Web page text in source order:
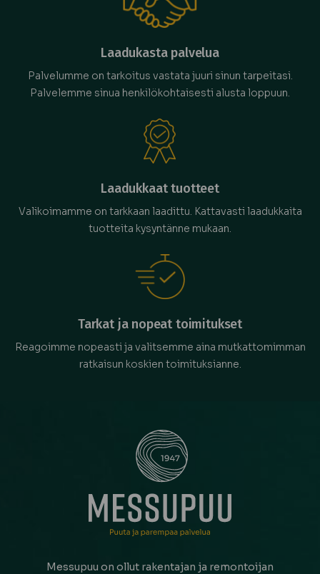
Laadukasta palvelua
Palvelumme on tarkoitus vastata juuri sinun tarpeitasi.
Palvelemme sinua henkilökohtaisesti alusta loppuun.
Laadukkaat tuotteet
Valikoimamme on tarkkaan laadittu. Kattavasti laadukkaita
tuotteita kysyntänne mukaan.
Tarkat ja nopeat toimitukset
Reagoimme nopeasti ja valitsemme aina mutkattomimman
ratkaisun koskien toimituksianne.
Messupuu on ollut rakentajan ja remontoijan